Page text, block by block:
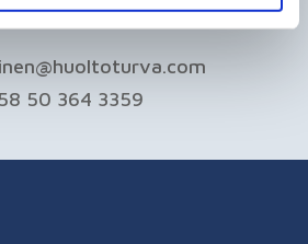
lomakkeen kautta.
50 364 3359